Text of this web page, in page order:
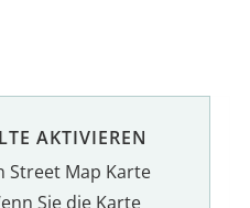
AKTIVIEREN
Street Map Karte
Sie die Karte